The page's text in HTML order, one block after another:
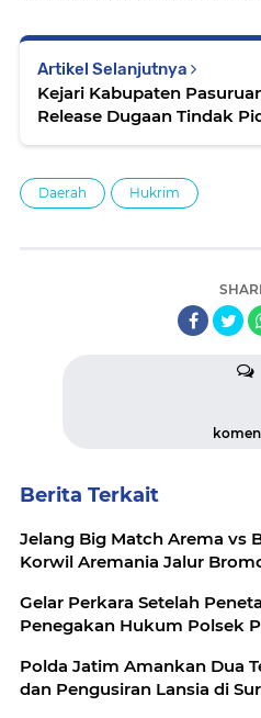
Artikel Selanjutnya
Kejari Kabupaten
Release Dugaan Tindak
Daerah Hukrim
Berita Terkait
Jelang Big Match Arema vs
Korwil Aremania Jalur
Gelar Perkara Setelah
Penegakan Hukum Polsek
Polda Jatim Amankan Dua
dan Pengusiran Lansia di